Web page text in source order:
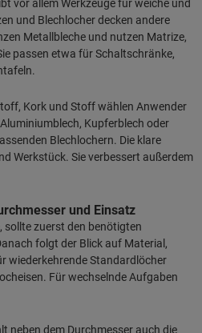
vor allem Werkzeuge für weiche und
und Blechlocher decken andere
Metallbleche und nutzen Matrize,
passen etwa für Schaltschränke,
Kork und Stoff wählen Anwender
Kupferblech oder
Blechlochern. Die klare
Werkstück. Sie verbessert außerdem
und Einsatz
sollte zuerst den benötigten
folgt der Blick auf Material,
wiederkehrende Standardlöcher
Für wechselnde Aufgaben
neben dem Durchmesser auch die